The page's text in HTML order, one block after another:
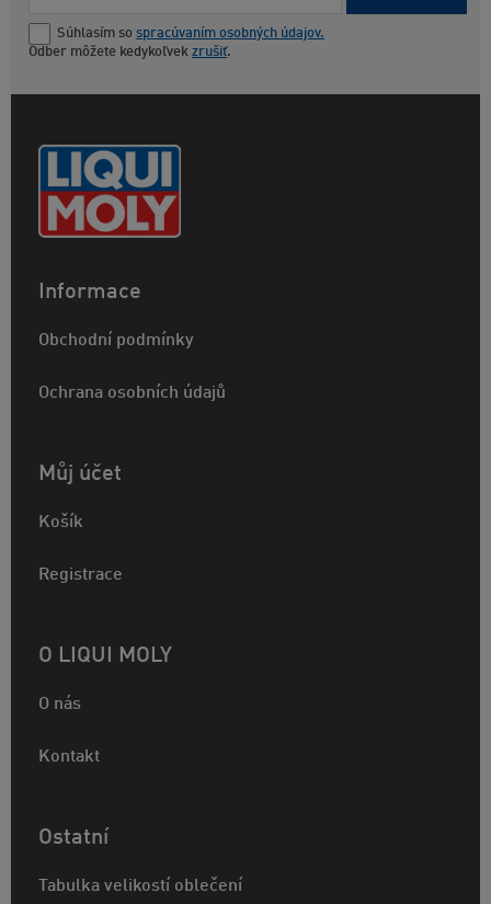
Súhlasím so spracúvaním osobných údajov.
Odber môžete kedykoľvek zrušiť.
Informace
Obchodní podmínky
Ochrana osobních údajů
Můj účet
Košík
Registrace
O LIQUI MOLY
O nás
Kontakt
Ostatní
Tabulka velikostí oblečení